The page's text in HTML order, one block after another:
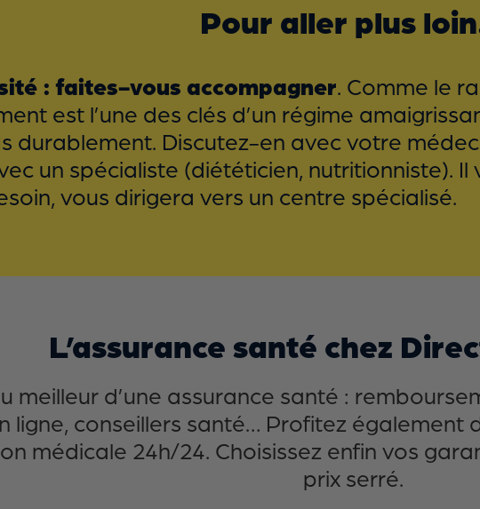
Pour aller plus
: faites-vous accompagner. Comme le
est l’une des clés d’un régime
durablement. Discutez-en avec votre
un spécialiste (diététicien, nutritionniste).
vous dirigera vers un centre spécialisé.
L’assurance santé chez
meilleur d’une assurance santé :
ligne, conseillers santé… Profitez également
médicale 24h/24. Choisissez enfin vos
prix serré.